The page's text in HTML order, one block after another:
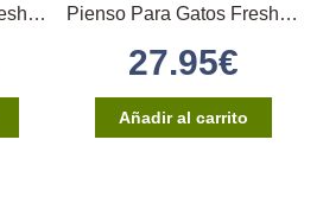
Pienso Para Gatos Fresh Sterilised 2Kg Pienso Para Gatos Fresh Adulto 6Kg
27.95€
Añadir al carrito